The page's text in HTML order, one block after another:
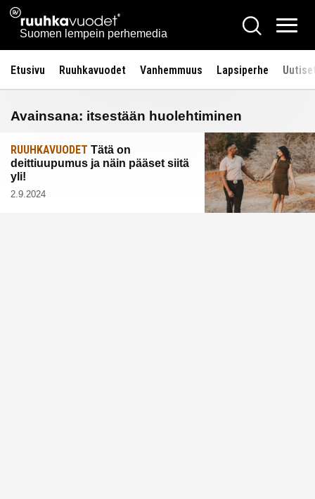
Siirry
sisältöön
Ruuhkavuodet.fi
Suomen lempein perhemedia
Hae
Etusivu Ruuhkavuodet Vanhemmuus Lapsiperhe
Avainsana: itsestään huolehtiminen
RUUHKAVUODET Tätä on
deittiuupumus ja näin pääset siitä
yli!
2.9.2024